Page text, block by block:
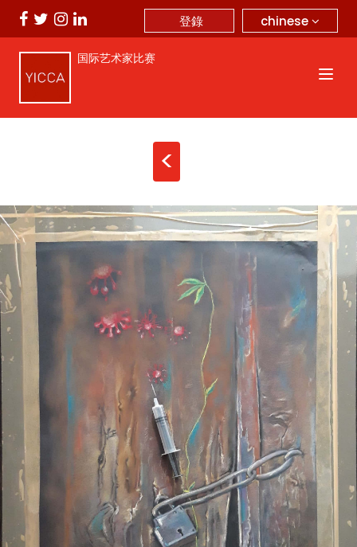
chinese
登錄
国际艺术家比赛
<